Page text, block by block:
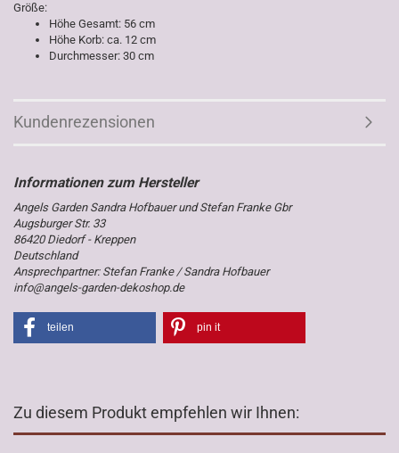
Größe:
Höhe Gesamt: 56 cm
Höhe Korb: ca. 12 cm
Durchmesser: 30 cm
Kundenrezensionen
Angels Garden Sandra Hofbauer und Stefan Franke Gbr
Augsburger Str. 33
86420 Diedorf - Kreppen
Deutschland
Ansprechpartner: Stefan Franke / Sandra Hofbauer
info@angels-garden-dekoshop.de
teilen pin it
Zu diesem Produkt empfehlen wir Ihnen: